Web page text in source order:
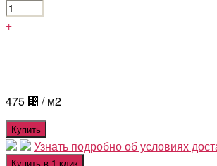
+
475 ⃄ / м2
Купить
Узнать подробно об условиях
Купить в 1 клик